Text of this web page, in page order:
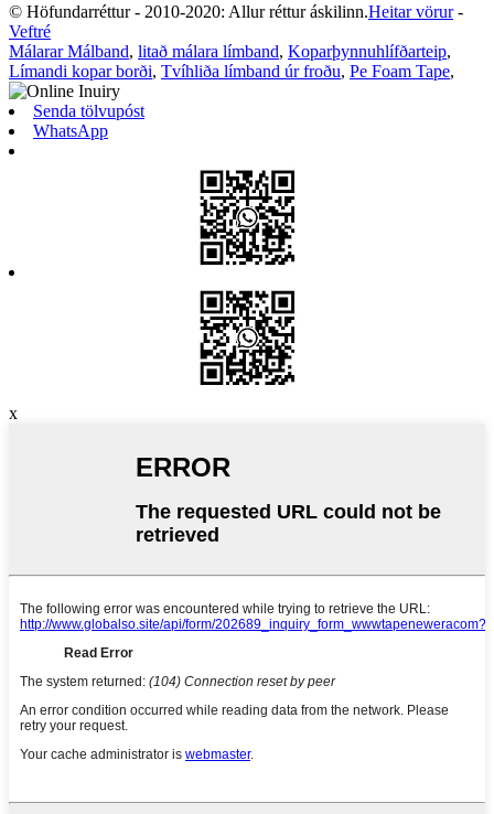
© Höfundarréttur - 2010-2020: Allur réttur áskilinn.Heitar vörur-
Veftré
Málarar Málband, litað málara límband, Koparþynnuhlífðarteip,
Límandi kopar borði, Tvíhliða límband úr froðu, Pe Foam Tape,
Senda tölvupóst
WhatsApp
x